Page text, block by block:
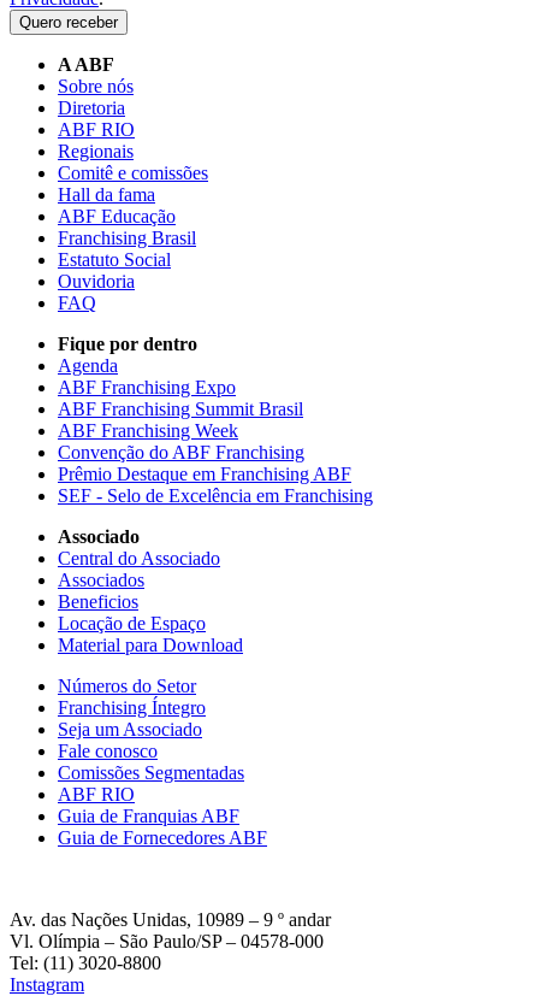
Quero receber
A ABF
Sobre nós
Diretoria
ABF RIO
Regionais
Comitê e comissões
Hall da fama
ABF Educação
Franchising Brasil
Estatuto Social
Ouvidoria
FAQ
Fique por dentro
Agenda
ABF Franchising Expo
ABF Franchising Summit Brasil
ABF Franchising Week
Convenção do ABF Franchising
Prêmio Destaque em Franchising ABF
SEF - Selo de Excelência em Franchising
Associado
Central do Associado
Associados
Beneficios
Locação de Espaço
Material para Download
Números do Setor
Franchising Íntegro
Seja um Associado
Fale conosco
Comissões Segmentadas
ABF RIO
Guia de Franquias ABF
Guia de Fornecedores ABF
Av. das Nações Unidas, 10989 – 9 º andar
Vl. Olímpia – São Paulo/SP – 04578-000
Tel: (11) 3020-8800
Instagram